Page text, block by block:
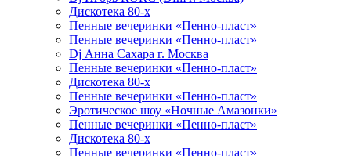
Дискотека 80-х
Пенные вечеринки «Пенно-пласт»
Пенные вечеринки «Пенно-пласт»
Dj Анна Сахара г. Москва
Пенные вечеринки «Пенно-пласт»
Дискотека 80-х
Пенные вечеринки «Пенно-пласт»
Эротическое шоу «Ночные Амазонки»
Пенные вечеринки «Пенно-пласт»
Дискотека 80-х
Пенные вечеринки «Пенно-пласт»